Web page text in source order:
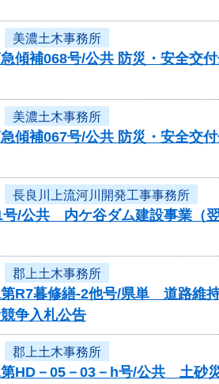
美濃土木事務所
急傾補068号/公共 防災・安全
美濃土木事務所
急傾補067号/公共 防災・安全
長良川上流河川開発工事事務所
号/公共 内ケ谷ダム建設事業（
郡上土木事務所
第R7暮修繕-2他号/県単 道路維
争入札公告
郡上土木事務所
第HD－05－03－h号/公共 土砂